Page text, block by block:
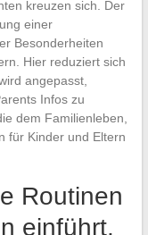
kreuzen sich. Der
einer
Besonderheiten
Hier reduziert sich
angepasst,
Infos zu
dem Familienleben,
für Kinder und Eltern
Routinen
einführt,